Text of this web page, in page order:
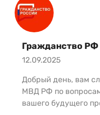
Гражданство РФ
12.09.2025
Добрый день, вам
МВД РФ по
вашего будущего